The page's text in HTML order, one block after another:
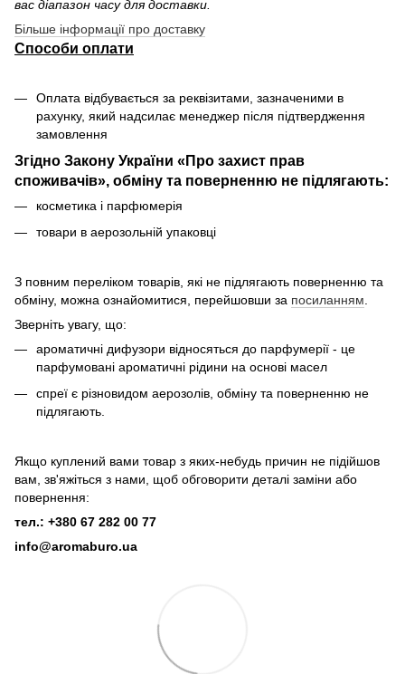
вас діапазон часу для доставки.
Більше інформації про доставку
Способи оплати
Оплата відбувається за реквізитами, зазначеними в
рахунку, який надсилає менеджер після підтвердження
замовлення
Згідно Закону України «Про захист прав
споживачів», обміну та поверненню не підлягають:
косметика і парфюмерія
товари в аерозольній упаковці
З повним переліком товарів, які не підлягають поверненню та
обміну, можна ознайомитися, перейшовши за посиланням
Зверніть увагу, що:
ароматичні дифузори відносяться до парфумерії - це
парфумовані ароматичні рідини на основі масел
спреї є різновидом аерозолів, обміну та поверненню не
підлягають.
Якщо куплений вами товар з яких-небудь причин не підійшов
вам, зв'яжіться з нами, щоб обговорити деталі заміни або
повернення:
тел.: +380 67 282 00 77
info@aromaburo.ua